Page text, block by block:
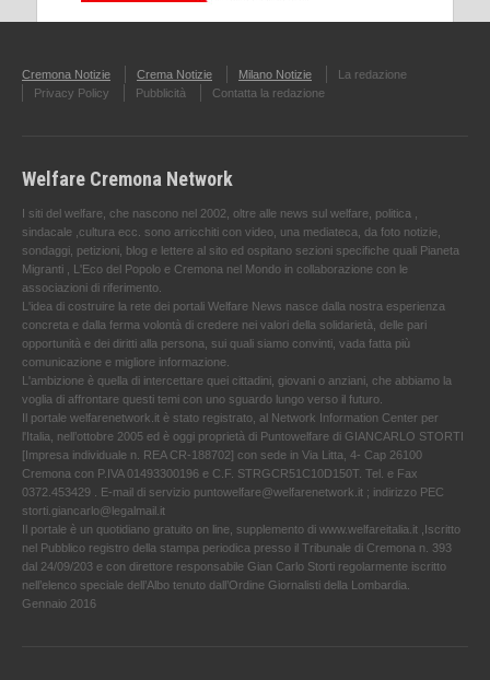
Cremona Notizie Crema Notizie Milano Notizie
La redazione
Privacy Policy
Pubblicità Contatta la redazione
Welfare Cremona Network
I siti del welfare, che nascono nel 2002, oltre alle news sul welfare, politica ,
sindacale ,cultura ecc. sono arricchiti con video, una mediateca, da foto notizie,
sondaggi, petizioni, blog e lettere al sito ed ospitano sezioni specifiche quali Pianeta
Migranti , L'Eco del Popolo e Cremona nel Mondo in collaborazione con le
associazioni di riferimento.
L'idea di costruire la rete dei portali Welfare News nasce dalla nostra esperienza
concreta e dalla ferma volontà di credere nei valori della solidarietà, delle pari
opportunità e dei diritti alla persona, sui quali siamo convinti, vada fatta più
comunicazione e migliore informazione.
L'ambizione è quella di intercettare quei cittadini, giovani o anziani, che abbiamo la
voglia di affrontare questi temi con uno sguardo lungo verso il futuro.
Il portale welfarenetwork.it è stato registrato, al Network Information Center per
l'Italia, nell’ottobre 2005 ed è oggi proprietà di Puntowelfare di GIANCARLO STORTI
[Impresa individuale n. REA CR-188702] con sede in Via Litta, 4- Cap 26100
Cremona con P.IVA 01493300196 e C.F. STRGCR51C10D150T. Tel. e Fax
0372.453429 . E-mail di servizio puntowelfare@welfarenetwork.it ; indirizzo PEC
storti.giancarlo@legalmail.it
Il portale è un quotidiano gratuito on line, supplemento di www.welfareitalia.it ,Iscritto
nel Pubblico registro della stampa periodica presso il Tribunale di Cremona n. 393
dal 24/09/203 e con direttore responsabile Gian Carlo Storti regolarmente iscritto
nell’elenco speciale dell’Albo tenuto dall’Ordine Giornalisti della Lombardia.
Gennaio 2016